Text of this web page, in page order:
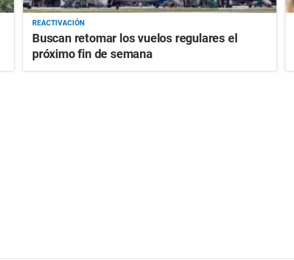
REACTIVACIÓN
Buscan retomar los vuelos regulares el
próximo fin de semana